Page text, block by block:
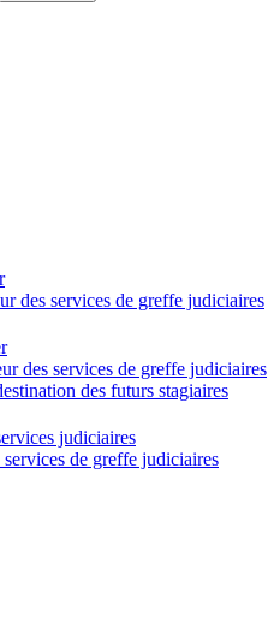
des services de greffe judiciaires
des services de greffe judiciaires
des futurs stagiaires
judiciaires
de greffe judiciaires